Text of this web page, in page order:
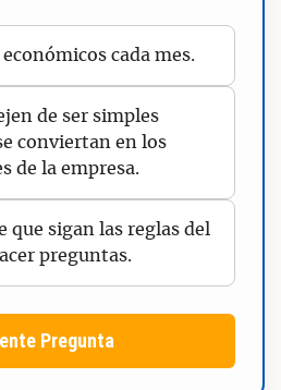
cada mes.
de ser simples
conviertan en los
de la empresa.
que sigan las reglas del
preguntas.
Pregunta